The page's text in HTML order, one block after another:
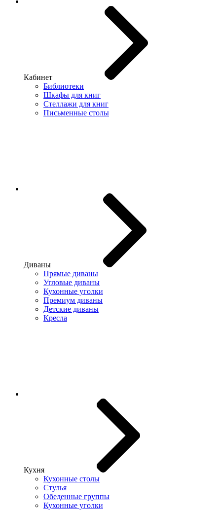
Кабинет
Библиотеки
Шкафы для книг
Стеллажи для книг
Письменные столы
Диваны
Прямые диваны
Угловые диваны
Кухонные уголки
Премиум диваны
Детские диваны
Кресла
Кухня
Кухонные столы
Стулья
Обеденные группы
Кухонные уголки